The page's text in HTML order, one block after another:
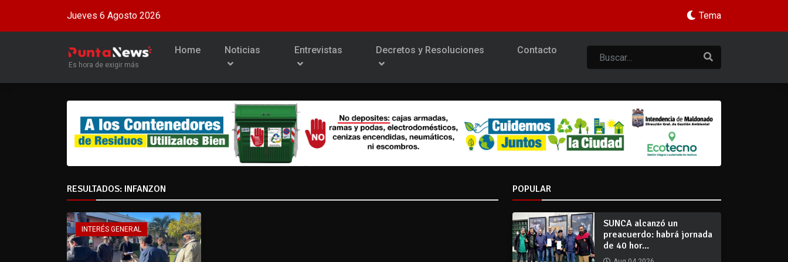
Jueves 6 Agosto 2026 Tema
Es hora de exigir más
Home Noticias Entrevistas Decretos y Resoluciones Contacto
RESULTADOS: INFANZON
INTERÉS GENERAL
POPULAR
SUNCA alcanzó un
preacuerdo: habrá jornada
de 40 hor...